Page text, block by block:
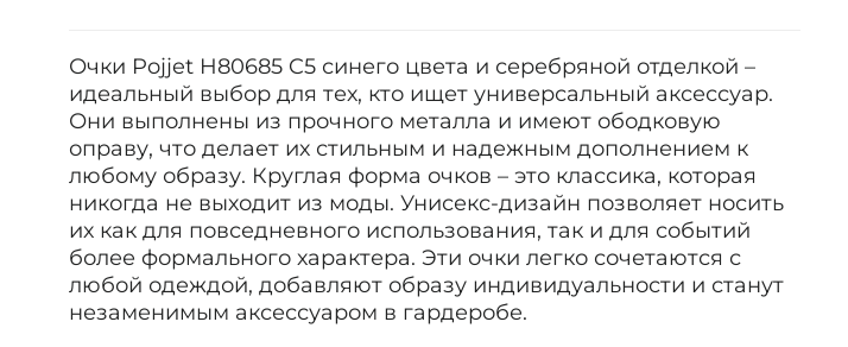
Очки Pojjet H80685 C5 синего цвета и серебряной отделкой –
идеальный выбор для тех, кто ищет универсальный аксессуар.
Они выполнены из прочного металла и имеют ободковую
оправу, что делает их стильным и надежным дополнением к
любому образу. Круглая форма очков – это классика, которая
никогда не выходит из моды. Унисекс-дизайн позволяет носить
их как для повседневного использования, так и для событий
более формального характера. Эти очки легко сочетаются с
любой одеждой, добавляют образу индивидуальности и станут
незаменимым аксессуаром в гардеробе.